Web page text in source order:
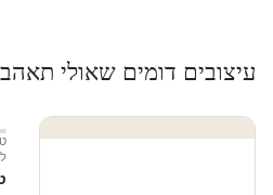
עיצובים דומים שאולי